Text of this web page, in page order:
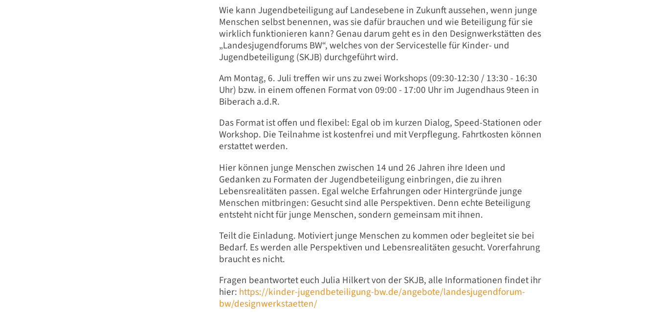
Wie kann Jugendbeteiligung auf Landesebene in Zukunft aussehen, wenn junge
Menschen selbst benennen, was sie dafür brauchen und wie Beteiligung für sie
wirklich funktionieren kann? Genau darum geht es in den Designwerkstätten des
„Landesjugendforums BW“, welches von der Servicestelle für Kinder- und
Jugendbeteiligung (SKJB) durchgeführt wird.
Am Montag, 6. Juli treffen wir uns zu zwei Workshops (09:30-12:30 / 13:30 - 16:30
Uhr) bzw. in einem offenen Format von 09:00 - 17:00 Uhr im Jugendhaus 9teen in
Biberach a.d.R.
Das Format ist offen und flexibel: Egal ob im kurzen Dialog, Speed-Stationen oder
Workshop. Die Teilnahme ist kostenfrei und mit Verpflegung. Fahrtkosten können
erstattet werden.
Hier können junge Menschen zwischen 14 und 26 Jahren ihre Ideen und
Gedanken zu Formaten der Jugendbeteiligung einbringen, die zu ihren
Lebensrealitäten passen. Egal welche Erfahrungen oder Hintergründe junge
Menschen mitbringen: Gesucht sind alle Perspektiven. Denn echte Beteiligung
entsteht nicht für junge Menschen, sondern gemeinsam mit ihnen.
Teilt die Einladung. Motiviert junge Menschen zu kommen oder begleitet sie bei
Bedarf. Es werden alle Perspektiven und Lebensrealitäten gesucht. Vorerfahrung
braucht es nicht.
Fragen beantwortet euch Julia Hilkert von der SKJB, alle Informationen findet ihr
hier: https://kinder-jugendbeteiligung-bw.de/angebote/landesjugendforum-
bw/designwerkstaetten/